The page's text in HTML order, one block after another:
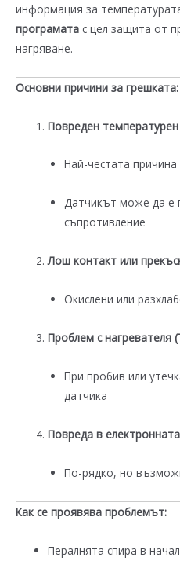
информация за
програмата с цел защита от
нагряване.
Основни причини за грешката:
Повреден
Най-честата причина
Датчикът може да е
съпротивление
Лош контакт или
Окислени или
Проблем с нагревателя
При пробив или
датчика
Повреда в
По-рядко, но
Как се проявява проблемът:
Пералнята спира в